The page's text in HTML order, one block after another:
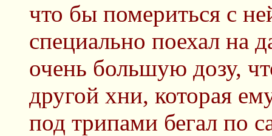
что бы помериться с
специально поехал на
очень большую дозу,
другой хни, которая
под трипами бегал по